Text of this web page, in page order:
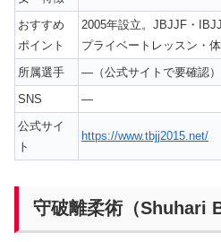
おすすめ
ポイント
2005年設立。JBJJF・
プライベートレッスン・
所属選手
—（公式サイトで要確認）
SNS
—
公式サイ
ト
https://www.tbjj2015.net/
守破離柔術（Shuhari